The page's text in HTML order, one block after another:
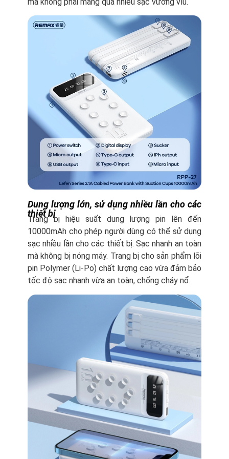
Dung lượng lớn, sử dụng nhiều lần cho các
thiết bị
Trang bị hiệu suất dung lượng pin lên đến
10000mAh cho phép người dùng có thể sử dụng
sạc nhiều lần cho các thiết bị. Sạc nhanh an toàn
mà không bị nóng máy. Trang bị cho sản phẩm lõi
pin Polymer (Li-Po) chất lượng cao vừa đảm bảo
tốc độ sạc nhanh vừa an toàn, chống cháy nổ.